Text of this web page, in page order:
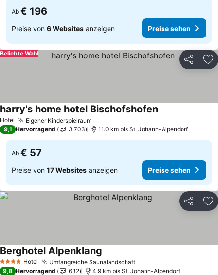
Ab € 196
Preise von 6 Websites anzeigen Preise sehen
Teilen
Beliebte Wahl
Hotel Eigener Kinderspielraum
harry's home hotel Bischofshofen
9,1 Hervorragend 3 703 11.0 km bis St. Johann-Alpendorf
Ab € 57
Preise von 17 Websites anzeigen Preise sehen
Teilen
4 Sterne Hotel Umfangreiche Saunalandschaft
Berghotel Alpenklang
9,8 Hervorragend 632 4.9 km bis St. Johann-Alpendorf